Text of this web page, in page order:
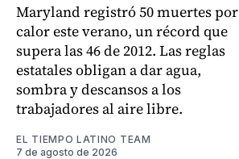
Maryland registró 50 muertes por
calor este verano, un récord que
supera las 46 de 2012. Las reglas
estatales obligan a dar agua,
sombra y descansos a los
trabajadores al aire libre.
EL TIEMPO LATINO TEAM
7 de agosto de 2026